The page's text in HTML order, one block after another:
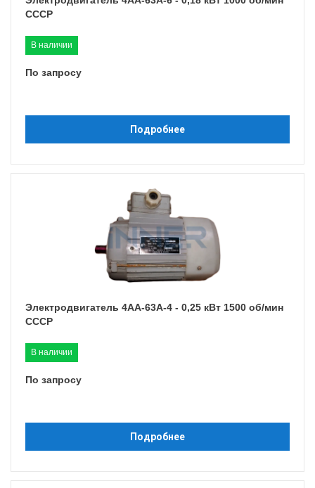
СССР
В наличии
По запросу
Подробнее
Электродвигатель 4АА-63A-4 - 0,25 кВт 1500 об/мин
СССР
В наличии
По запросу
Подробнее